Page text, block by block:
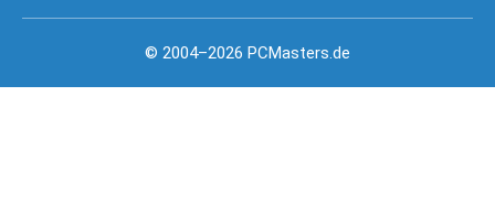
© 2004–2026 PCMasters.de